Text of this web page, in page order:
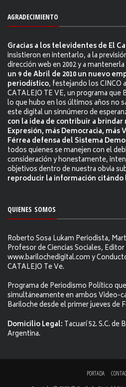
AGRADECIMIENTO
Gracias a los televidentes de El
insistieron en intentarlo, a la
dirección web en 2002 y a
un 9 de Abril de 2010 un nuevo
periodístico, festejando los CINCO
CATALEJO TE VE, un programa
lo que hubo en los últimos años no
este digital un sinnúmero de
con la idea de contribuir a brindar
Expresión, más Democracia, más
Férrea defensa del Sistema
todos quienes se manejen con el
consideración y honestamente,
objetivos dentro de nuestra obvia
reproducir la información
QUIENES SOMOS
Roberto Sosa Lukam Periodista,
Profesor de Ciencias Sociales,
www.barilochedigital.com y
CATALEJO Te Ve.
Programa de Periodismo Político
simultáneamente en ambos Video-
Bariloche desde el primer jueves de
Domicilio Legal: Tacuarí 52. S.C. de
Argentina.
PORTADA